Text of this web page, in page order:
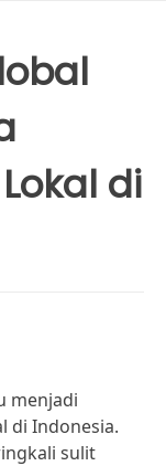
di
menjadi
di Indonesia.
sulit